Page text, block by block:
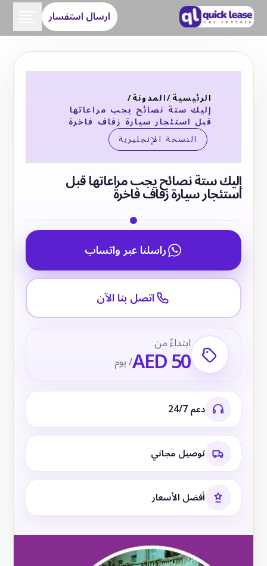
ارسال استفسار
الرئيسية/المدونة/
إليك ستة نصائح يجب مراعاتها
قبل استئجار سيارة زفاف فاخرة
النسخة الإنجليزية
إليك ستة نصائح يجب مراعاتها قبل
استئجار سيارة زفاف فاخرة
راسلنا عبر واتساب
اتصل بنا الآن
ابتداءً من
AED 50/ يوم
دعم 24/7
توصيل مجاني
أفضل الأسعار